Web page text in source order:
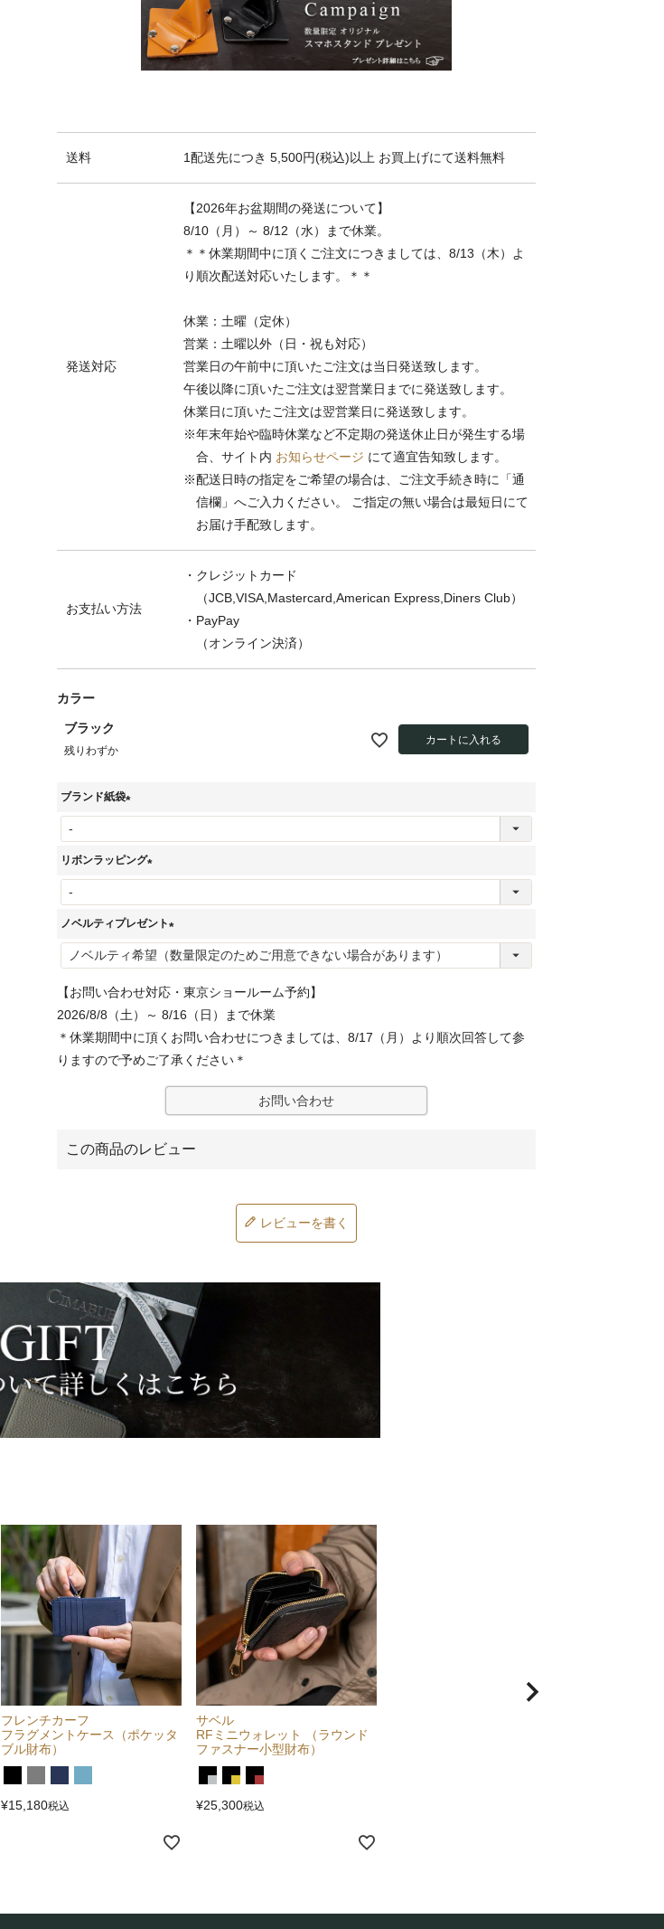
送料 1配送先につき 5,500円(税込)以上 お買上げにて送料無料
発送対応
【2026年お盆期間の発送について】
8/10（月）～ 8/12（水）まで休業。
＊＊休業期間中に頂くご注文につきましては、8/13（木）よ
り順次配送対応いたします。＊＊
休業：土曜（定休）
営業：土曜以外（日・祝も対応）
営業日の午前中に頂いたご注文は当日発送致します。
午後以降に頂いたご注文は翌営業日までに発送致します。
休業日に頂いたご注文は翌営業日に発送致します。
※年末年始や臨時休業など不定期の発送休止日が発生する場
合、サイト内 お知らせページ にて適宜告知致します。
※配送日時の指定をご希望の場合は、ご注文手続き時に「通
信欄」へご入力ください。 ご指定の無い場合は最短日にて
お届け手配致します。
お支払い方法
・クレジットカード
（JCB,VISA,Mastercard,American Express,Diners Club）
・PayPay
（オンライン決済）
カラー
ブラック
残りわずか
カートに入れる
ブランド紙袋
必
須
リボンラッピング
必
須
)
ノベルティプレゼント
(
必
須
)
【お問い合わせ対応・東京ショールーム予約】
2026/8/8（土）～ 8/16（日）まで休業
＊休業期間中に頂くお問い合わせにつきましては、8/17（月）より順次回答して参
りますので予めご了承ください＊
お問い合わせ
レビューを書く
フレンチカーフ
フラグメントケース（ポケッタ
ブル財布）
¥15,180税込
サベル
RFミニウォレット （ラウンド
ファスナー小型財布）
¥25,300税込